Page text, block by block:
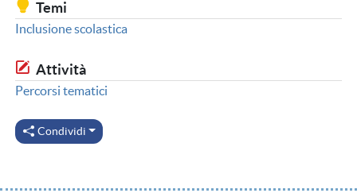
Temi
Inclusione scolastica
Attività
Percorsi tematici
Condividi